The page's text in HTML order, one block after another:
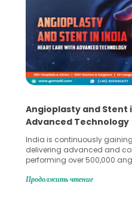
Angioplasty and Stent
Advanced Technology
India is continuously
delivering advanced and
performing over 500,000
globe are searching for
Продолжить чтение